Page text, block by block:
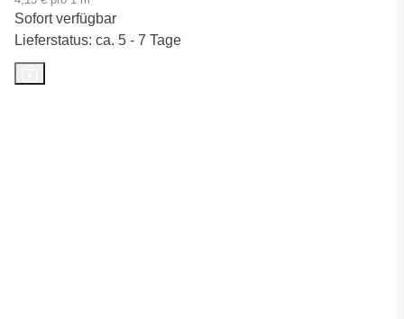
Sofort verfügbar
Lieferstatus: ca. 5 - 7 Tage